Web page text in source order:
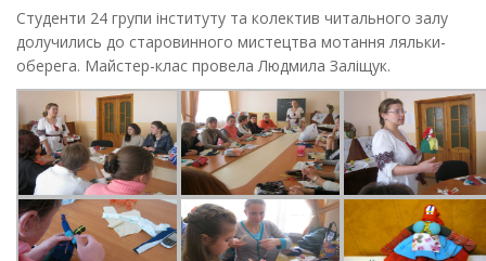
Студенти 24 групи інституту та колектив читального залу
долучились до старовинного мистецтва мотання ляльки-
оберега. Майстер-клас провела Людмила Заліщук.